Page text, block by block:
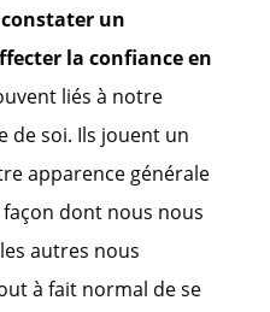
constater un
la confiance en
liés à notre
de soi. Ils jouent un
apparence générale
dont nous nous
autres nous
à fait normal de se